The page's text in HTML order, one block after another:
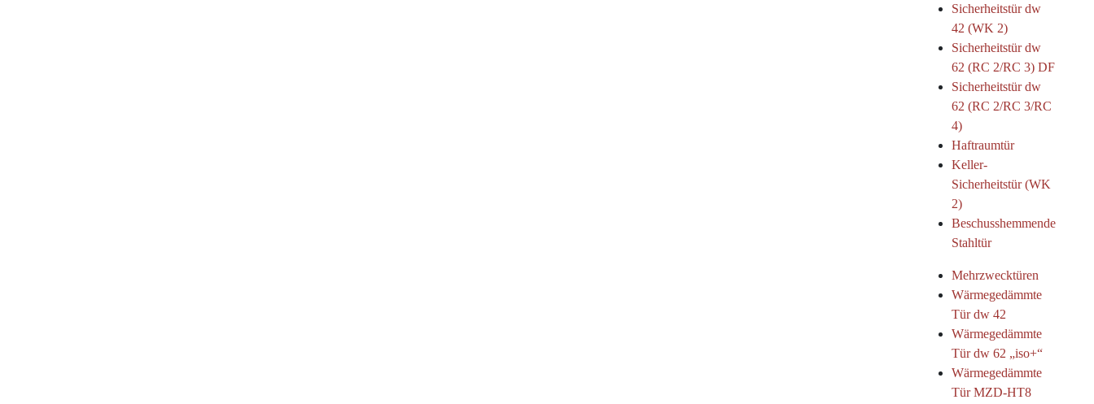
Sicherheitstür dw
42 (WK 2)
Sicherheitstür dw
62 (RC 2/RC 3) DF
Sicherheitstür dw
62 (RC 2/RC 3/RC
4)
Haftraumtür
Keller-
Sicherheitstür (WK
2)
Beschusshemmende
Stahltür
Mehrzwecktüren
Wärmegedämmte
Tür dw 42
Wärmegedämmte
Tür dw 62 „iso+“
Wärmegedämmte
Tür MZD-HT8